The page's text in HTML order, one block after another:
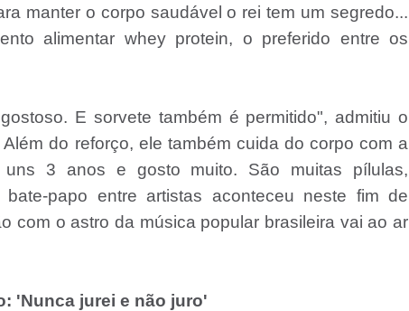
manter o corpo saudável o rei tem um segredo...
alimentar whey protein, o preferido entre os
E sorvete também é permitido", admitiu o
do reforço, ele também cuida do corpo com a
uns 3 anos e gosto muito. São muitas pílulas,
papo entre artistas aconteceu neste fim de
com o astro da música popular brasileira vai ao ar
'Nunca jurei e não juro'